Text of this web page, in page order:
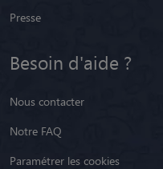
Presse
Besoin d'aide ?
Nous contacter
Notre FAQ
Paramétrer les cookies